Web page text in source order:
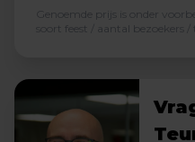
Genoemde prijs is onder
soort feest / aantal bezoekers /